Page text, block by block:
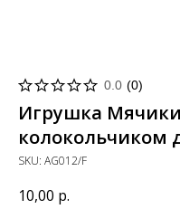
0.0 (0)
Игрушка
колокольчиком
SKU: AG012/F
10,00 р.